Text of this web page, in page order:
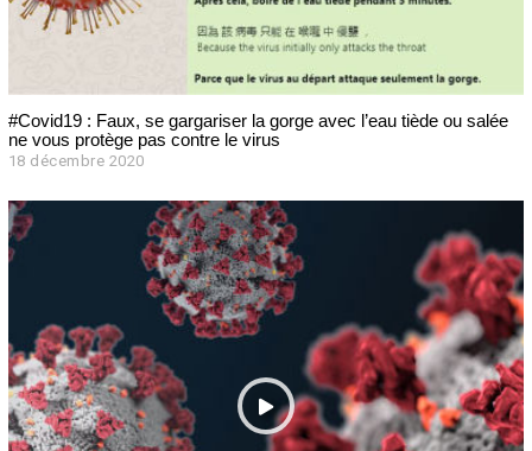
#Covid19 : Faux, se gargariser la gorge avec l’eau tiède ou salée
ne vous protège pas contre le virus
18 décembre 2020
d
é
c
e
m
e
2
0
2
0